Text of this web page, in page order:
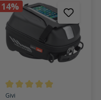
5 von 5 Sternen
14%
Durchschnittliche Bewertung
Givi